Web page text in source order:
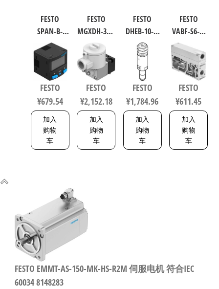
FESTO
SPAN-B-
B11R-Q4-
PN-L1+2.5S
传感器/连
接电缆
8114774
FESTO
¥679.54
加入
购物
车
FESTO
MGXDH-3/2-
1.2-24DC-EX
工业自动
化零部件
规格1.2
535615
FESTO
¥2,152.18
加入
购物
车
FESTO
DHEB-10-E-
U-E-P 波纹
管气爪 符
合ISO 8573-
1:2010
1320832
FESTO
¥1,784.96
加入
购物
车
FESTO
VABF-S6-1-
P1A7-G12
软启动阀
539231
FESTO
¥611.45
加入
购物
车
FESTO EMMT-AS-150-MK-HS-R2M 伺服电机 符合IEC
60034 8148283